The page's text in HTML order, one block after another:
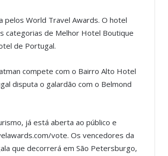
pelos World Travel Awards. O hotel
categorias de Melhor Hotel Boutique
de Portugal.
compete com o Bairro Alto Hotel
disputa o galardão com o Belmond
já está aberta ao público e
vote. Os vencedores da
que decorrerá em São Petersburgo,